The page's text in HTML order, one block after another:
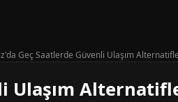
Geç Saatlerde Güvenli Ulaşım
Ulaşım